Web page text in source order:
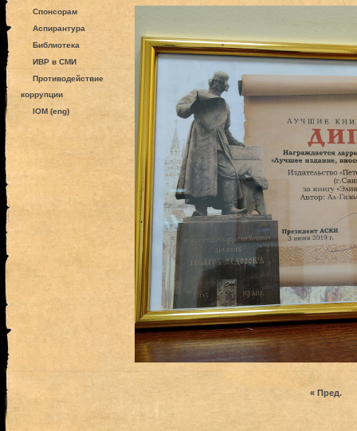
Спонсорам
Аспирантура
Библиотека
ИВР в СМИ
Противодействие
коррупции
IOM (eng)
« Пред.